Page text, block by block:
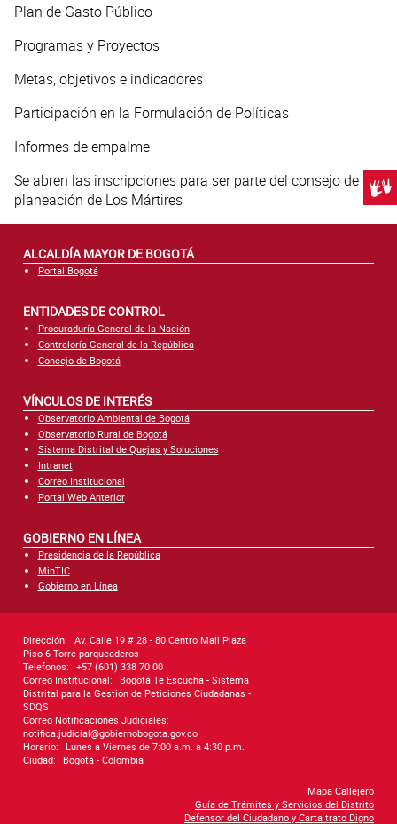
Plan de Gasto Público
Programas y Proyectos
Metas, objetivos e indicadores
Participación en la Formulación de Políticas
Informes de empalme
Se abren las inscripciones para ser parte del consejo de
planeación de Los Mártires
ALCALDÍA MAYOR DE BOGOTÁ
Portal Bogotá
ENTIDADES DE CONTROL
Procuraduría General de la Nación
Contraloría General de la República
Concejo de Bogotá
VÍNCULOS DE INTERÉS
Observatorio Ambiental de Bogotá
Observatorio Rural de Bogotá
Sistema Distrital de Quejas y Soluciones
Intranet
Correo Institucional
Portal Web Anterior
GOBIERNO EN LÍNEA
Presidencia de la República
MinTIC
Gobierno en Línea
Dirección: Av. Calle 19 # 28 - 80 Centro Mall Plaza
Piso 6 Torre parqueaderos
Telefonos: +57 (601) 338 70 00
Correo Institucional:
Bogotá Te Escucha - Sistema
Distrital para la Gestión de Peticiones Ciudadanas -
SDQS
Correo Notificaciones Judiciales:
notifica.judicial@gobiernobogota.gov.co
Horario:
Lunes a Viernes de 7:00 a.m. a 4:30 p.m.
Ciudad:
Bogotá - Colombia
Mapa Callejero
Guía de Trámites y Servicios del Distrito
Defensor del Ciudadano y Carta trato Digno